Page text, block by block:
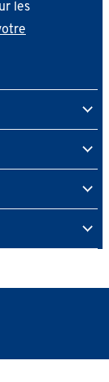
les